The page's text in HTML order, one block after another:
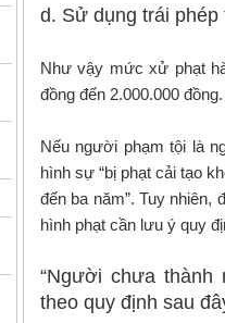
d. Sử dụng trái phép
Như vậy mức xử phạt
đồng đến 2.000.000 đồng.
Nếu người phạm tội là
hình sự “bị phạt cải tạo
đến ba năm”. Tuy nhiên,
hình phạt cần lưu ý quy
“Người chưa
theo quy định sau